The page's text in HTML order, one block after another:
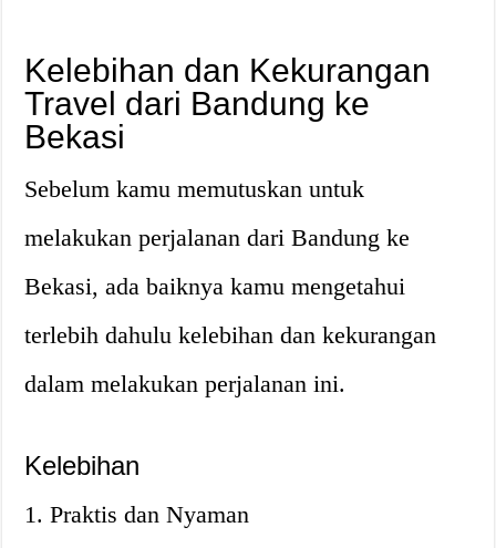
Kelebihan dan Kekurangan
Travel dari Bandung ke
Bekasi
Sebelum kamu memutuskan untuk
melakukan perjalanan dari Bandung ke
Bekasi, ada baiknya kamu mengetahui
terlebih dahulu kelebihan dan kekurangan
dalam melakukan perjalanan ini.
Kelebihan
1. Praktis dan Nyaman